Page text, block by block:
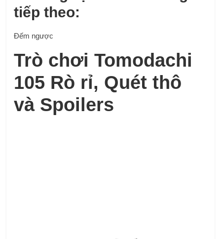
tiếp theo:
Đếm ngược
Trò chơi Tomodachi
105 Rò rỉ, Quét thô
và Spoilers